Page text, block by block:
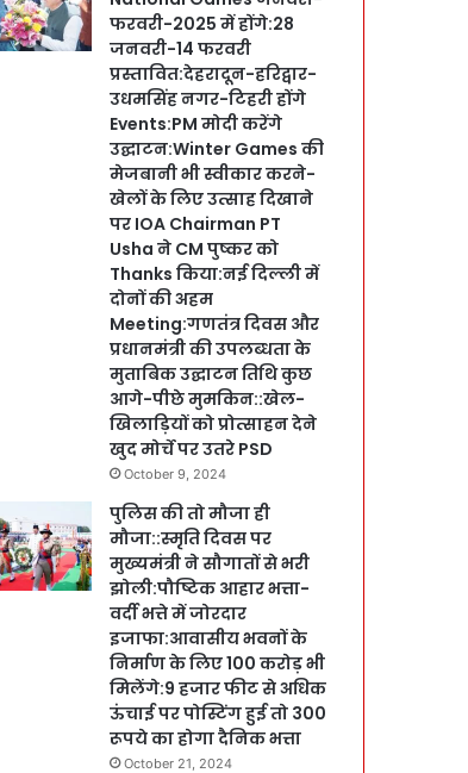
फरवरी-2025 में होंगे:28
जनवरी-14 फरवरी
प्रस्तावित:देहरादून-हरिद्वार-
उधमसिंह नगर-टिहरी होंगे
Events:PM मोदी करेंगे
उद्घाटन:Winter Games की
मेजबानी भी स्वीकार करने-
खेलों के लिए उत्साह दिखाने
पर IOA Chairman PT
Usha ने CM पुष्कर को
Thanks किया:नई दिल्ली में
दोनों की अहम
Meeting:गणतंत्र दिवस और
प्रधानमंत्री की उपलब्धता के
मुताबिक उद्घाटन तिथि कुछ
आगे-पीछे मुमकिन::खेल-
खिलाड़ियों को प्रोत्साहन देने
खुद मोर्चे पर उतरे PSD
October 9, 2024
पुलिस की तो मौजा ही
मौजा::स्मृति दिवस पर
मुख्यमंत्री ने सौगातों से भरी
झोली:पौष्टिक आहार भत्ता-
वर्दी भत्ते में जोरदार
इजाफा:आवासीय भवनों के
निर्माण के लिए 100 करोड़ भी
मिलेंगे:9 हजार फीट से अधिक
ऊंचाई पर पोस्टिंग हुई तो 300
रूपये का होगा दैनिक भत्ता
October 21, 2024